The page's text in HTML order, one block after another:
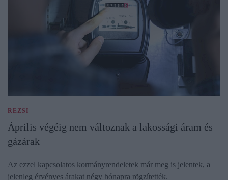
REZSI
Április végéig nem változnak a lakossági áram és
gázárak
Az ezzel kapcsolatos kormányrendeletek már meg is jelentek, a
jelenleg érvényes árakat négy hónapra rögzítették.